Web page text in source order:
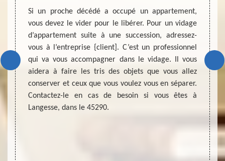
les
pour
soi-
une
en
Si un proche décédé a occupé un appartement,
vous devez le vider pour le libérer. Pour un vidage
d’appartement suite à une succession, adressez-
vous à l’entreprise {client]. C’est un professionnel
qui va vous accompagner dans le vidage. Il vous
aidera à faire les tris des objets que vous allez
conserver et ceux que vous voulez vous en séparer.
Contactez-le en cas de besoin si vous êtes à
Langesse, dans le 45290.
des
de